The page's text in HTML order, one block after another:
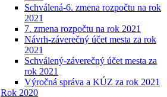
Schválená-6. zmena rozpočtu na rok
2021
7. zmena rozpočtu na rok 2021
Návrh-záverečný účet mesta za rok
2021
Schválený-záverečný účet mesta za
rok 2021
Výročná správa a KÚZ za rok 2021
Rok 2020